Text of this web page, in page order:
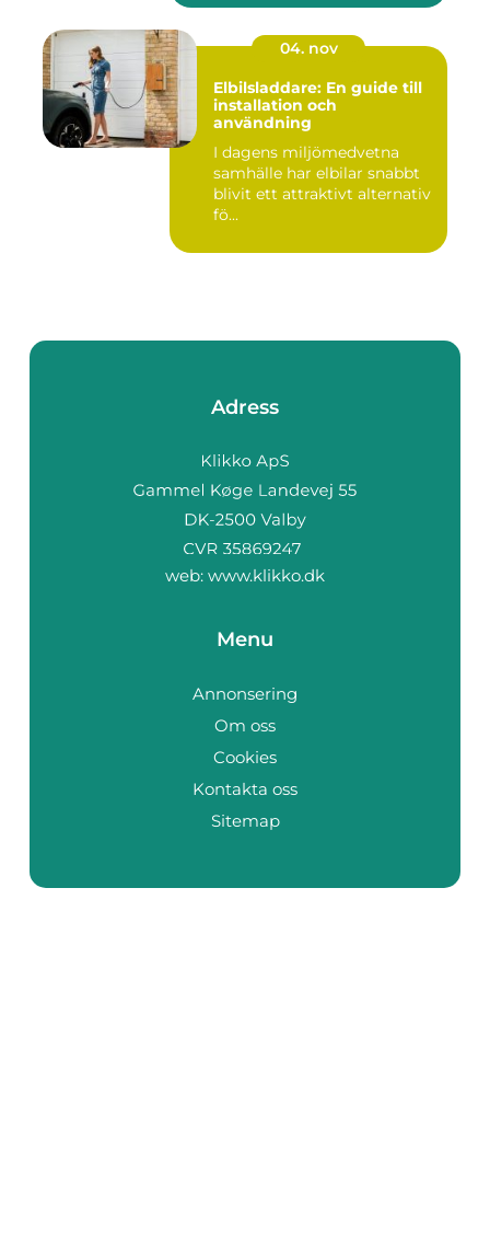
04. nov
Elbilsladdare: En guide till
installation och
användning
I dagens miljömedvetna
samhälle har elbilar snabbt
blivit ett attraktivt alternativ
fö...
Adress
web: www.klikko.dk
Menu
Annonsering
Om oss
Cookies
Kontakta oss
Sitemap